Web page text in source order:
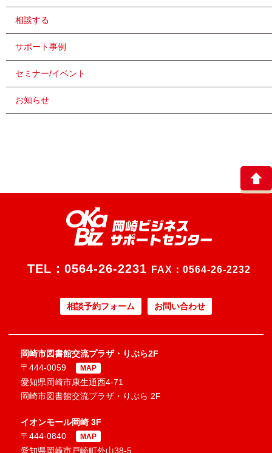
相談する
サポート事例
セミナー/イベント
お知らせ
TEL： 0564-26-2231 FAX：0564-26-2232
相談予約フォーム お問い合わせ
岡崎市図書館交流プラザ・りぶら2F
〒444-0059
MAP
愛知県岡崎市康生通西4-71
岡崎市図書館交流プラザ・りぶら 2F
イオンモール岡崎 3F
〒444-0840
MAP
愛知県岡崎市戸崎町外山38-5